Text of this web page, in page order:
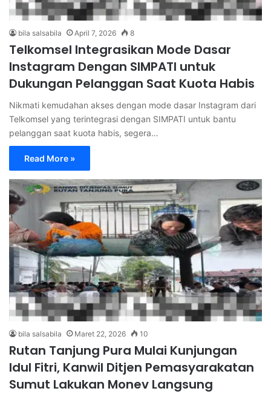
bila salsabila April 7, 2026 8
Telkomsel Integrasikan Mode Dasar
Instagram Dengan SIMPATI untuk
Dukungan Pelanggan Saat Kuota Habis
Nikmati kemudahan akses dengan mode dasar Instagram dari
Telkomsel yang terintegrasi dengan SIMPATI untuk bantu
pelanggan saat kuota habis, segera…
Read More »
bila salsabila Maret 22, 2026 10
Rutan Tanjung Pura Mulai Kunjungan
Idul Fitri, Kanwil Ditjen Pemasyarakatan
Sumut Lakukan Monev Langsung